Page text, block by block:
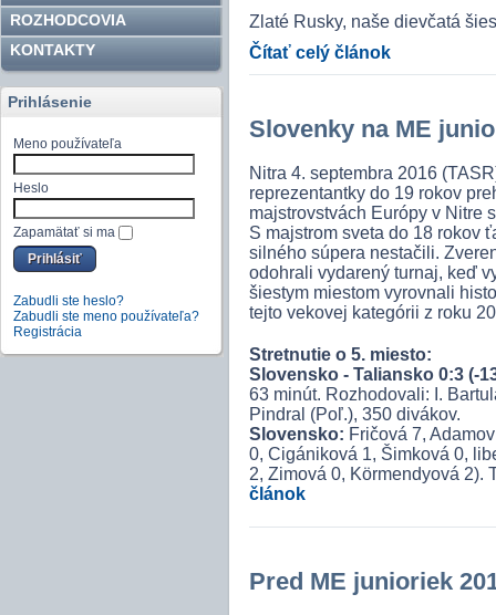
ROZHODCOVIA
KONTAKTY
Prihlásenie
Meno používateľa
Heslo
Zapamätať si ma
Zabudli ste heslo?
Zabudli ste meno používateľa?
Registrácia
Zlaté Rusky, naše dievčatá
Čítať celý článok
Slovenky na ME
Nitra 4. septembra 2016
reprezentantky do 19 rokov
majstrovstvách Európy v Nitre
S majstrom sveta do 18 rokov
silného súpera nestačili.
odohrali vydarený turnaj, keď
šiestym miestom vyrovnali
tejto vekovej kategórii z roku
Stretnutie o 5. miesto:
Slovensko - Taliansko 0:3 (-
63 minút. Rozhodovali: I.
Pindral (Poľ.), 350 divákov.
Slovensko: Fričová 7,
0, Cigániková 1, Šimková 0,
2, Zimová 0, Körmendyová 2).
článok
Pred ME junioriek